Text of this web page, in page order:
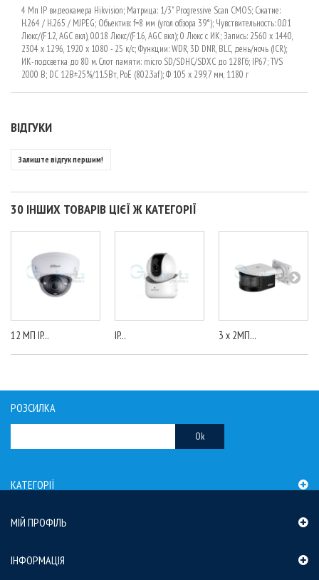
4 Мп IP видеокамера Hikvision; Матрица: 1/3" Progressive Scan CMOS; Сжатие:
H.264 / Н.265 / MJPEG; Объектив: f=8 мм (угол обзора 39°); Чувствительность: 0.01
Люкс/(F1.2, AGC вкл), 0.018 Люкс/(F1.6, AGC вкл); 0 Люкс с ИК; Запись: 2560 х 1440,
2304 х 1296, 1920 x 1080 - 25 к/с; Функции: WDR, 3D DNR, BLC, день/ночь (ICR);
ИК-подсветка до 80 м. Слот памяти: micro SD/SDHC/SDXC до 128Гб; IP67; TVS
2000 В; DC 12В±25%/11.5Вт, PoE (802.3af); Ф 105 х 299,7 мм, 1180 г
ВІДГУКИ
Залиште відгук першим!
30 ІНШИХ ТОВАРІВ ЦІЄЇ Ж КАТЕГОРІЇ
12 МП IP... IP... 3 x 2МП...
РОЗСИЛКА
Ok
КАТЕГОРІЇ
МІЙ ПРОФІЛЬ
ІНФОРМАЦІЯ